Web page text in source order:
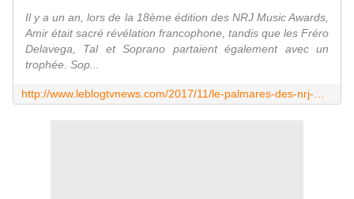
Il y a un an, lors de la 18ème édition des NRJ Music Awards,
Amir était sacré révélation francophone, tandis que les Fréro
Delavega, Tal et Soprano partaient également avec un
trophée. Sop...